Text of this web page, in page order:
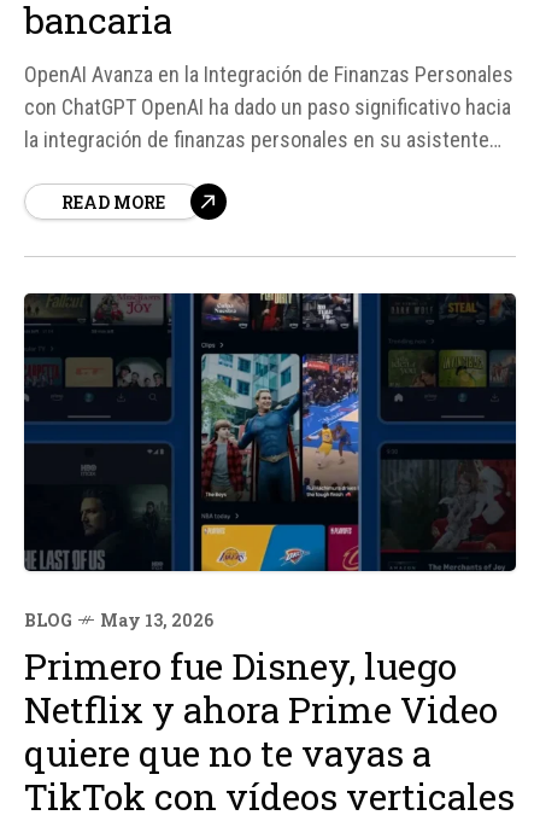
bancaria
OpenAI Avanza en la Integración de Finanzas Personales
con ChatGPT OpenAI ha dado un paso significativo hacia
la integración de finanzas personales en su asistente
conectar sus cuentas bancarias para obtener
usuarios de...
READ MORE
BLOG May 13, 2026
Primero fue Disney, luego
Netflix y ahora Prime Video
quiere que no te vayas a
TikTok con vídeos verticales